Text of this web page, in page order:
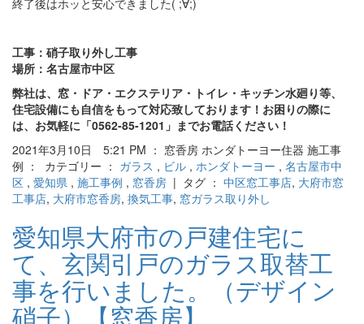
終了後はホッと安心できました( ;∀;)
工事：硝子取り外し工事
場所：名古屋市中区
弊社は、窓・ドア・エクステリア・トイレ・キッチン水廻り等、
住宅設備にも自信をもって対応致しております！お困りの際に
は、お気軽に「0562-85-1201」までお電話ください！
2021年3月10日 5:21 PM ： 窓香房 ホンダトーヨー住器 施工事
例 ： カテゴリー ： ガラス , ビル , ホンダトーヨー , 名古屋市中
区 , 愛知県 , 施工事例 , 窓香房 | タグ ： 中区窓工事店, 大府市窓
工事店, 大府市窓香房, 換気工事, 窓ガラス取り外し
愛知県大府市の戸建住宅に
て、玄関引戸のガラス取替工
事を行いました。（デザイン
硝子）【窓香房】